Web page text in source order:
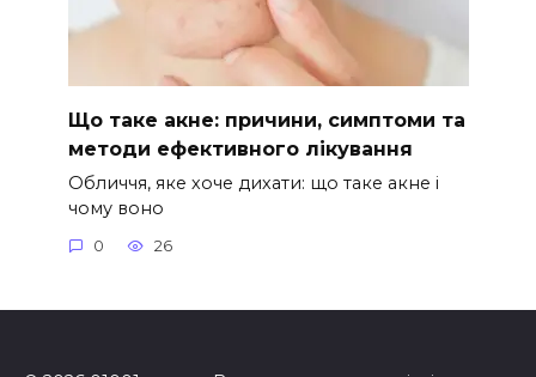
Що таке акне: причини, симптоми та
методи ефективного лікування
Обличчя, яке хоче дихати: що таке акне і
чому воно
0 26